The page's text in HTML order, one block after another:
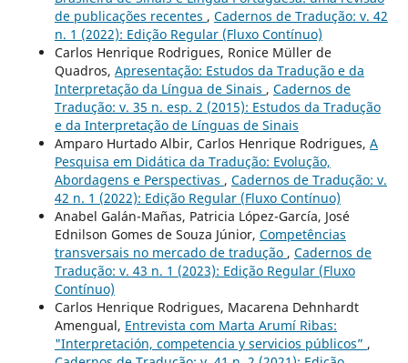
de publicações recentes , Cadernos de Tradução: v. 42
n. 1 (2022): Edição Regular (Fluxo Contínuo)
Carlos Henrique Rodrigues, Ronice Müller de
Quadros, Apresentação: Estudos da Tradução e da
Interpretação da Língua de Sinais , Cadernos de
Tradução: v. 35 n. esp. 2 (2015): Estudos da Tradução
e da Interpretação de Línguas de Sinais
Amparo Hurtado Albir, Carlos Henrique Rodrigues, A
Pesquisa em Didática da Tradução: Evolução,
Abordagens e Perspectivas , Cadernos de Tradução: v.
42 n. 1 (2022): Edição Regular (Fluxo Contínuo)
Anabel Galán-Mañas, Patricia López-García, José
Ednilson Gomes de Souza Júnior, Competências
transversais no mercado de tradução , Cadernos de
Tradução: v. 43 n. 1 (2023): Edição Regular (Fluxo
Contínuo)
Carlos Henrique Rodrigues, Macarena Dehnhardt
Amengual, Entrevista com Marta Arumí Ribas:
"Interpretación, competencia y servicios públicos” ,